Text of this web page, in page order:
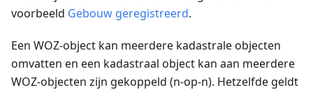
voorbeeld Gebouw geregistreerd.
Een WOZ-object kan meerdere kadastrale objecten
omvatten en een kadastraal object kan aan meerdere
WOZ-objecten zijn gekoppeld (n-op-n). Hetzelfde geldt